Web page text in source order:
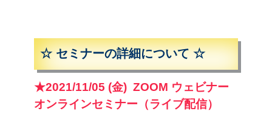
☆ セミナーの詳細について ☆
★2021/11/05 (金) ZOOM ウェビナー
オンラインセミナー（ライブ配信）